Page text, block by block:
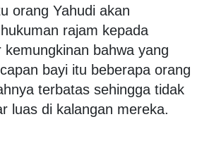
orang Yahudi akan
rajam kepada
bahwa yang
bayi itu beberapa orang
terbatas sehingga tidak
luas di kalangan mereka.